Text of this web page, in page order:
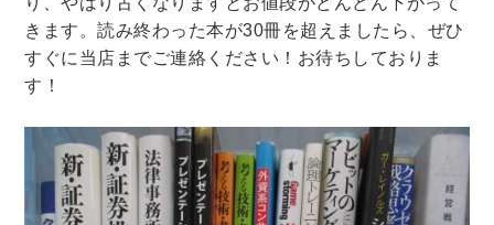
IT・テクノロジー・コンピュータ
エネルギー
他理工書
化学 地球科学・エコロジー
歯学書・歯科衛生士 看護学書
眼科学
精神医学書
臨床医学一般
薬学書
針灸・漢方
リハビリテーション医学
きます。読み終わった本が30冊を超えましたら、ぜひ
すぐに当店までご連絡ください！お待ちしておりま
す！